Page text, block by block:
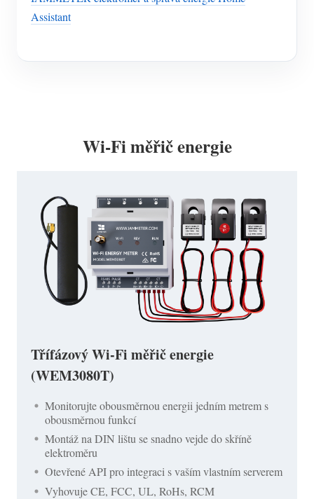
Assistant
Wi-Fi měřič energie
Třífázový Wi-Fi měřič energie
(WEM3080T)
Monitorujte obousměrnou energii jedním metrem s
obousměrnou funkcí
Montáž na DIN lištu se snadno vejde do skříně
elektroměru
Otevřené API pro integraci s vaším vlastním serverem
Vyhovuje CE, FCC, UL, RoHs, RCM